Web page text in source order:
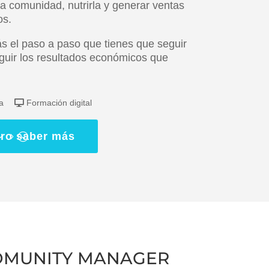
comunidad, nutrirla y generar ventas
el paso a paso que tienes que seguir
los resultados económicos que
Formación digital
saber más
MANAGER